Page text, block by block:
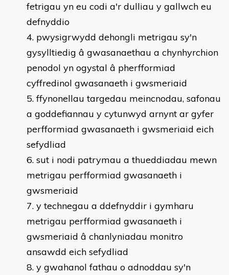
fetrigau yn eu codi a'r dulliau y gallwch eu
defnyddio
pwysigrwydd dehongli metrigau sy'n
gysylltiedig â gwasanaethau a chynhyrchion
penodol yn ogystal â pherfformiad
cyffredinol gwasanaeth i gwsmeriaid
ffynonellau targedau meincnodau, safonau
a goddefiannau y cytunwyd arnynt ar gyfer
perfformiad gwasanaeth i gwsmeriaid eich
sefydliad
sut i nodi patrymau a thueddiadau mewn
metrigau perfformiad gwasanaeth i
gwsmeriaid
y technegau a ddefnyddir i gymharu
metrigau perfformiad gwasanaeth i
gwsmeriaid â chanlyniadau monitro
ansawdd eich sefydliad
y gwahanol fathau o adnoddau sy'n